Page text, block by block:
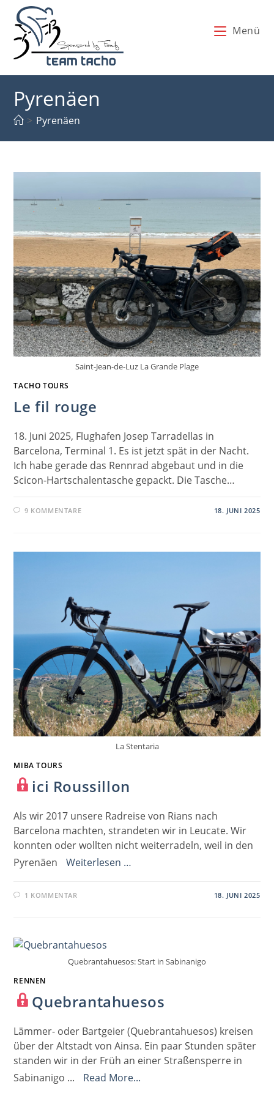
Inhalt
springen
Menü
Pyrenäen
> Pyrenäen
Saint-Jean-de-Luz La Grande Plage
TACHO TOURS
Le fil rouge
18. Juni 2025, Flughafen Josep Tarradellas in
Barcelona, Terminal 1. Es ist jetzt spät in der Nacht.
Ich habe gerade das Rennrad abgebaut und in die
Scicon-Hartschalentasche gepackt. Die Tasche…
9 KOMMENTARE 18. JUNI 2025
La Stentaria
MIBA TOURS
ici Roussillon
Als wir 2017 unsere Radreise von Rians nach
Barcelona machten, strandeten wir in Leucate. Wir
konnten oder wollten nicht weiterradeln, weil in den
Pyrenäen
Weiterlesen …
1 KOMMENTAR 18. JUNI 2025
Quebrantahuesos: Start in Sabinanigo
RENNEN
Quebrantahuesos
Lämmer- oder Bartgeier (Quebrantahuesos) kreisen
über der Altstadt von Ainsa. Ein paar Stunden später
standen wir in der Früh an einer Straßensperre in
Sabinanigo ...
Read More...